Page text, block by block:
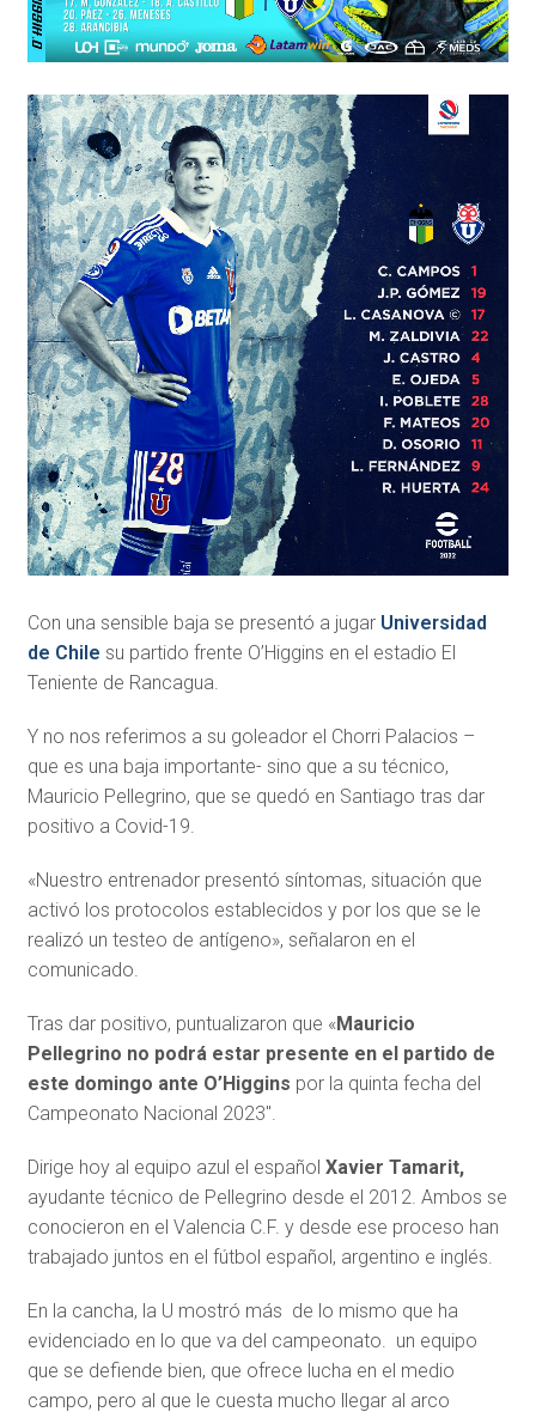
Con una sensible baja se presentó a jugar Universidad
de Chile su partido frente O’Higgins en el estadio El
Teniente de Rancagua.
Y no nos referimos a su goleador el Chorri Palacios –
que es una baja importante- sino que a su técnico,
Mauricio Pellegrino, que se quedó en Santiago tras dar
positivo a Covid-19.
«Nuestro entrenador presentó síntomas, situación que
activó los protocolos establecidos y por los que se le
realizó un testeo de antígeno», señalaron en el
comunicado.
Tras dar positivo, puntualizaron que «Mauricio
Pellegrino no podrá estar presente en el partido de
este domingo ante O’Higgins por la quinta fecha del
Campeonato Nacional 2023″.
Dirige hoy al equipo azul el español Xavier Tamarit,
ayudante técnico de Pellegrino desde el 2012. Ambos se
conocieron en el Valencia C.F. y desde ese proceso han
trabajado juntos en el fútbol español, argentino e inglés.
En la cancha, la U mostró más de lo mismo que ha
evidenciado en lo que va del campeonato. un equipo
que se defiende bien, que ofrece lucha en el medio
campo, pero al que le cuesta mucho llegar al arco